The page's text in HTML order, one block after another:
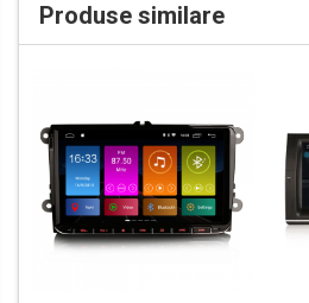
Produse similare